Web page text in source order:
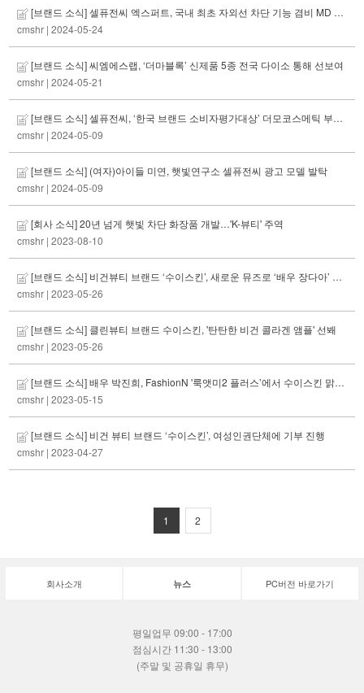
[브랜드 소식] 셀퓨전씨 엑스퍼트, 국내 최초 자외선 차단 기능 겸비 MD 크림 론칭
cmshr | 2024-05-24
[브랜드 소식] 씨엠에스랩, ‘더마블록’ 신제품 5종 전국 다이소 통해 선보여
cmshr | 2024-05-21
[브랜드 소식] 셀퓨전씨, ‘한국 브랜드 소비자평가대상’ 더모코스메틱 부문 대상 수상
cmshr | 2024-05-09
[브랜드 소식] (여자)아이들 미연, 햇빛연구소 셀퓨전씨 광고 모델 발탁
cmshr | 2024-05-09
[회사 소식] 20년 넘게 햇빛 차단 화장품 개발…'K-뷰티' 주역
cmshr | 2023-08-10
[브랜드 소식] 비건뷰티 브랜드 ‘수이스킨’, 새로운 뮤즈로 ‘배우 장다아’ 발탁
cmshr | 2023-05-26
[브랜드 소식] 클린뷰티 브랜드 수이스킨, '탄탄한 비건 콜라겐 앰플' 선봬
cmshr | 2023-05-26
[브랜드 소식] 배우 박진희, FashionN '룩앳미2 플러스’에서 수이스킨 맑은 아보밥 비건 비누 공개
cmshr | 2023-05-15
[브랜드 소식] 비건 뷰티 브랜드 ‘수이스킨’, 여성인권단체에 기부 진행
cmshr | 2023-04-27
1 2
회사소개 뉴스 PC버전 바로가기
평일업무 09:00 - 17:00
점심시간 11:30 - 13:00
(주말 및 공휴일 휴무)